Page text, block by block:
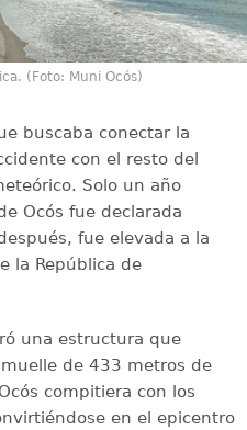
(Foto: Muni Ocós)
buscaba conectar la
con el resto del
Solo un año
Ocós fue declarada
fue elevada a la
la República de
una estructura que
de 433 metros de
compitiera con los
en el epicentro